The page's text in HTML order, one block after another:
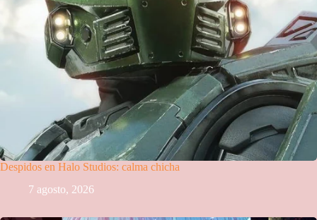
Despidos en Halo Studios: calma chicha
7 agosto, 2026